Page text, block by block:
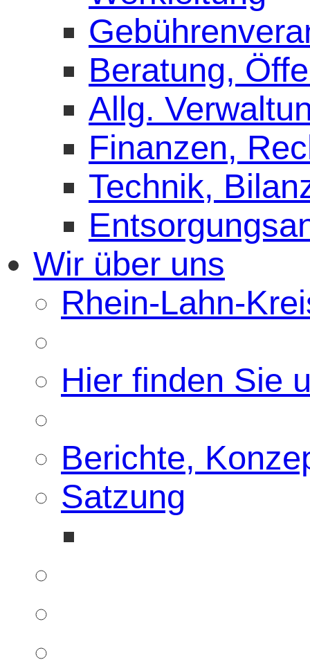
Beratung,
Allg.
Finanzen,
Technik,
Wir über uns
Rhein-Lahn-
Hier finden Sie
Berichte,
Satzung